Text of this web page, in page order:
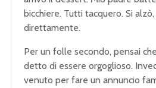
bicchiere. Tutti tacquero. Si
direttamente.
Per un folle secondo, pensai
detto di essere orgoglioso.
venuto per fare un annuncio